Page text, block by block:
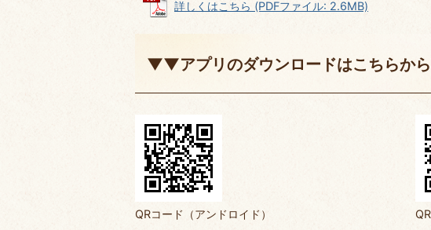
詳しくはこちら (PDFファイル: 2.6MB)
▼▼アプリのダウンロードはこちらか
QRコード（アンドロイド）